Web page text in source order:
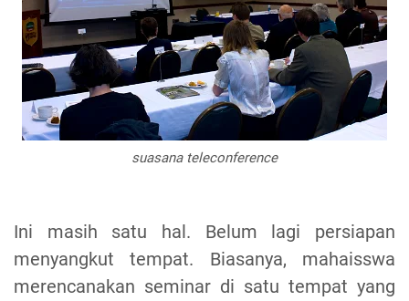
suasana teleconference
Ini masih satu hal. Belum lagi persiapan
menyangkut tempat. Biasanya, mahaisswa
merencanakan seminar di satu tempat yang